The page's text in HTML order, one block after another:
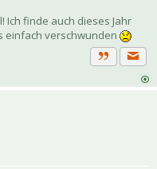
Ich finde auch dieses Jahr
einfach verschwunden
Zitat